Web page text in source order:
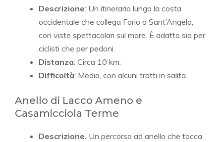
Descrizione: Un itinerario lungo la costa
occidentale che collega Forio a Sant’Angelo,
con viste spettacolari sul mare. È adatto sia per
ciclisti che per pedoni.
Distanza: Circa 10 km.
Difficoltà: Media, con alcuni tratti in salita.
Anello di Lacco Ameno e
Casamicciola Terme
Descrizione. Un percorso ad anello che tocca